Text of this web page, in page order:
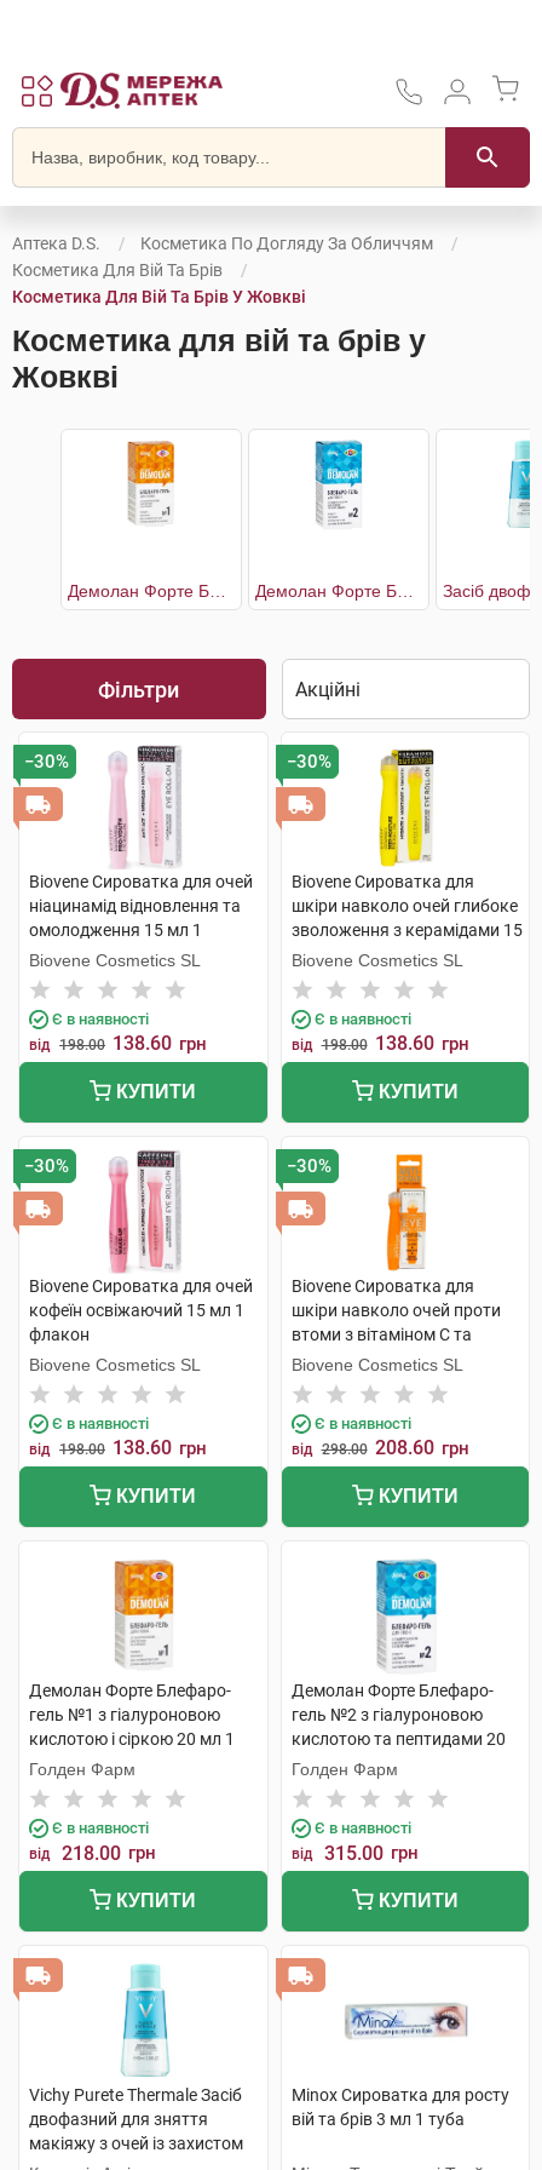
Аптека D.S.
Косметика По Догляду За Обличчям
Косметика Для Вій Та Брів
Косметика Для Вій Та Брів У Жовкві
Косметика для вій та брів у
Жовкві
Фільтри
−30%
Biovene Сироватка для очей
ніацинамід відновлення та
омолодження 15 мл 1
флакон
Biovene Cosmetics SL
Є в наявності
від 198.00 138.60 грн
КУПИТИ
−30%
Biovene Сироватка для
шкіри навколо очей глибоке
зволоження з керамідами 15
мл 1 флакон
Biovene Cosmetics SL
Є в наявності
від 198.00 138.60 грн
КУПИТИ
−30%
Biovene Сироватка для очей
кофеїн освіжаючий 15 мл 1
флакон
Biovene Cosmetics SL
Є в наявності
від 198.00 138.60 грн
КУПИТИ
−30%
Biovene Сироватка для
шкіри навколо очей проти
втоми з вітаміном С та
екстрактом банана 15 мл 1
флакон
Biovene Cosmetics SL
Є в наявності
від 298.00 208.60 грн
КУПИТИ
Демолан Форте Блефаро-
гель №1 з гіалуроновою
кислотою і сіркою 20 мл 1
флакон
Голден Фарм
Є в наявності
від 218.00 грн
КУПИТИ
Демолан Форте Блефаро-
гель №2 з гіалуроновою
кислотою та пептидами 20
мл 1 флакон
Голден Фарм
Є в наявності
від 315.00 грн
КУПИТИ
Vichy Purete Thermale Засіб
двофазний для зняття
макіяжу з очей із захистом
Minox Сироватка для росту
вій та брів 3 мл 1 туба